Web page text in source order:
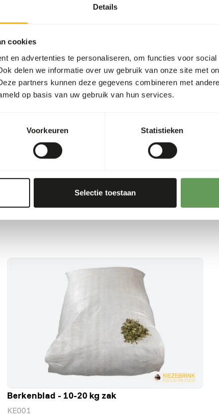
Details
cookies
en advertenties te personaliseren, om functies voor
delen we informatie over uw gebruik van onze site met
partners kunnen deze gegevens combineren met
op basis van uw gebruik van hun services.
Voorkeuren Statistieken
Selectie toestaan
• Zorg ervoor dat er altijd
extra vezels in de vorm
en reekorrel. • Geef meer
geit als het koud(er) is, of
Berkenblad - 10-20 kg zak
KE001